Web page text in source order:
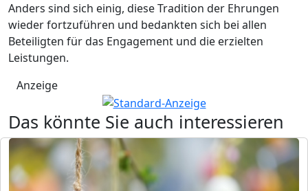
Anders sind sich einig, diese Tradition der Ehrungen
wieder fortzuführen und bedankten sich bei allen
Beteiligten für das Engagement und die erzielten
Leistungen.
Anzeige
Das könnte Sie auch interessieren